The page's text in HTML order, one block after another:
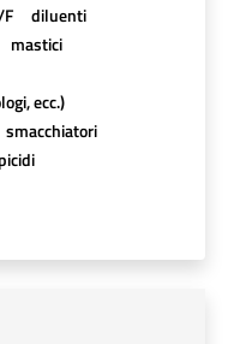
diluenti
mastici
ecc.)
smacchiatori